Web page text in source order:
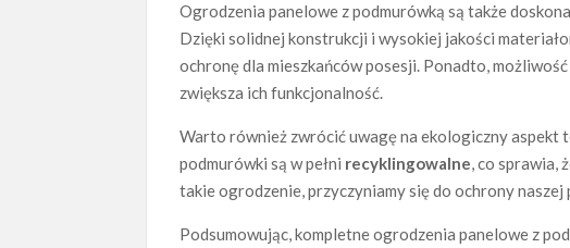
Ogrodzenia panelowe z podmurówką są także
Dzięki solidnej konstrukcji i wysokiej jakości
ochronę dla mieszkańców posesji. Ponadto,
zwiększa ich funkcjonalność.
Warto również zwrócić uwagę na ekologiczny aspekt
podmurówki są w pełni recyklingowalne, co sprawia,
takie ogrodzenie, przyczyniamy się do ochrony naszej
Podsumowując, kompletne ogrodzenia panelowe z